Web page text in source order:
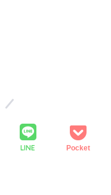
LINE Pocket